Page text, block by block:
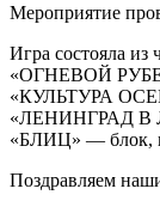
Мероприятие
Игра состояла из
«ОГНЕВОЙ
«КУЛЬТУРА
«ЛЕНИНГРАД В
«БЛИЦ» — блок,
Поздравляем